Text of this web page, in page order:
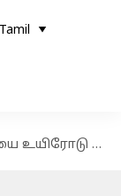
Tamil
விடும்? 8 தவளைகளை விழுங்கிய பாட்டிக்கு நேர்ந்த சோகம்